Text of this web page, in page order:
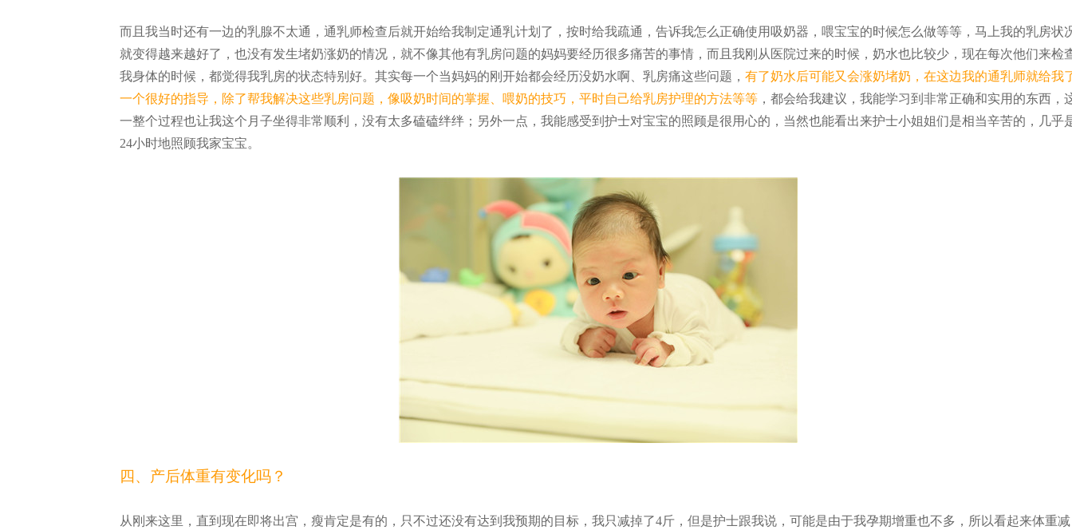
而且我当时还有一边的乳腺不太通，通乳师检查后就开始给我制定通乳计划了，按时给我疏通，告诉我怎么正确使用吸奶器，喂宝宝的时候怎么做等等，马上我的乳房状
就变得越来越好了，也没有发生堵奶涨奶的情况，就不像其他有乳房问题的妈妈要经历很多痛苦的事情，而且我刚从医院过来的时候，奶水也比较少，现在每次他们来检
我身体的时候，都觉得我乳房的状态特别好。其实每一个当妈妈的刚开始都会经历没奶水啊、乳房痛这些问题， 有了奶水后可能又会涨奶堵奶，在这边我的通乳师就给我
一个很好的指导，除了帮我解决这些乳房问题，像吸奶时间的掌握、喂奶的技巧，平时自己给乳房护理的方法等等 ，都会给我建议，我能学习到非常正确和实用的东西，
一整个过程也让我这个月子坐得非常顺利，没有太多磕磕绊绊；另外一点，我能感受到护士对宝宝的照顾是很用心的，当然也能看出来护士小姐姐们是相当辛苦的，几乎
24小时地照顾我家宝宝。
四、产后体重有变化吗？
从刚来这里，直到现在即将出宫，瘦肯定是有的，只不过还没有达到我预期的目标，我只减掉了4斤，但是护士跟我说，可能是由于我孕期增重也不多，所以看起来体重减